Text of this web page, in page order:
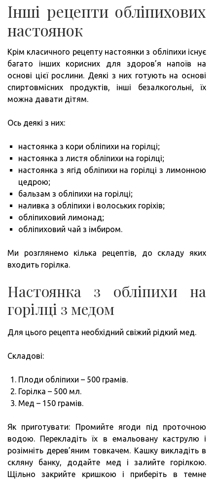
Інші рецепти обліпихових
настоянок
Крім класичного рецепту настоянки з обліпихи існує
багато інших корисних для здоров’я напоїв на
основі цієї рослини. Деякі з них готують на основі
спиртовмісних продуктів, інші безалкогольні, їх
можна давати дітям.
Ось деякі з них:
настоянка з кори обліпихи на горілці;
настоянка з листя обліпихи на горілці;
настоянка з ягід обліпихи на горілці з лимонною
цедрою;
бальзам з обліпихи на горілці;
наливка з обліпихи і волоських горіхів;
обліпиховий лимонад;
обліпиховий чай з імбиром.
Ми розглянемо кілька рецептів, до складу яких
входить горілка.
Настоянка з обліпихи на
горілці з медом
Для цього рецепта необхідний свіжий рідкий мед.
Складові:
Плоди обліпихи – 500 грамів.
Горілка – 500 мл.
Мед – 150 грамів.
Як приготувати: Промийте ягоди під проточною
водою. Перекладіть їх в емальовану каструлю і
розімніть дерев’яним товкачем. Кашку викладіть в
скляну банку, додайте мед і залийте горілкою.
Щільно закрийте кришкою і приберіть в темне